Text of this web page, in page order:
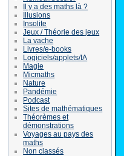
Il y a des maths là ?
Illusions
Insolite
Jeux / Théorie des jeux
La vache
Livres/e-books
Logiciels/applets/IA
Magie
Micmaths
Nature
Pandémie
Podcast
Sites de mathématiques
Théorèmes et
démonstrations
Voyages au pays des
maths
Non classés